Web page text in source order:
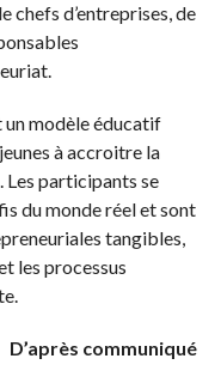
chefs d’entreprises, de
un modèle éducatif
à accroitre la
Les participants se
du monde réel et sont
tangibles,
les processus
D’après communiqué